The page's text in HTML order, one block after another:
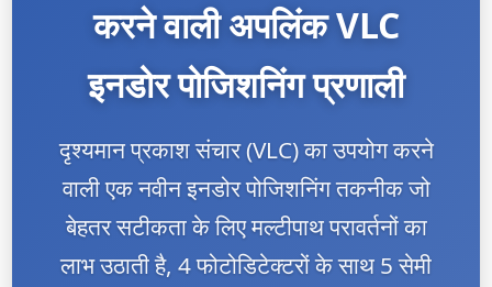
करने वाली अपलिंक VLC
इनडोर पोजिशनिंग प्रणाली
दृश्यमान प्रकाश संचार (VLC) का उपयोग करने
वाली एक नवीन इनडोर पोजिशनिंग तकनीक जो
बेहतर सटीकता के लिए मल्टीपाथ परावर्तनों का
लाभ उठाती है, 4 फोटोडिटेक्टरों के साथ 5 सेमी